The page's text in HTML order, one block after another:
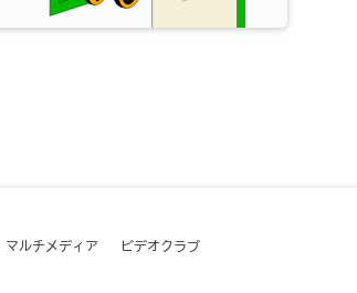
マルチメディア ビデオクラブ